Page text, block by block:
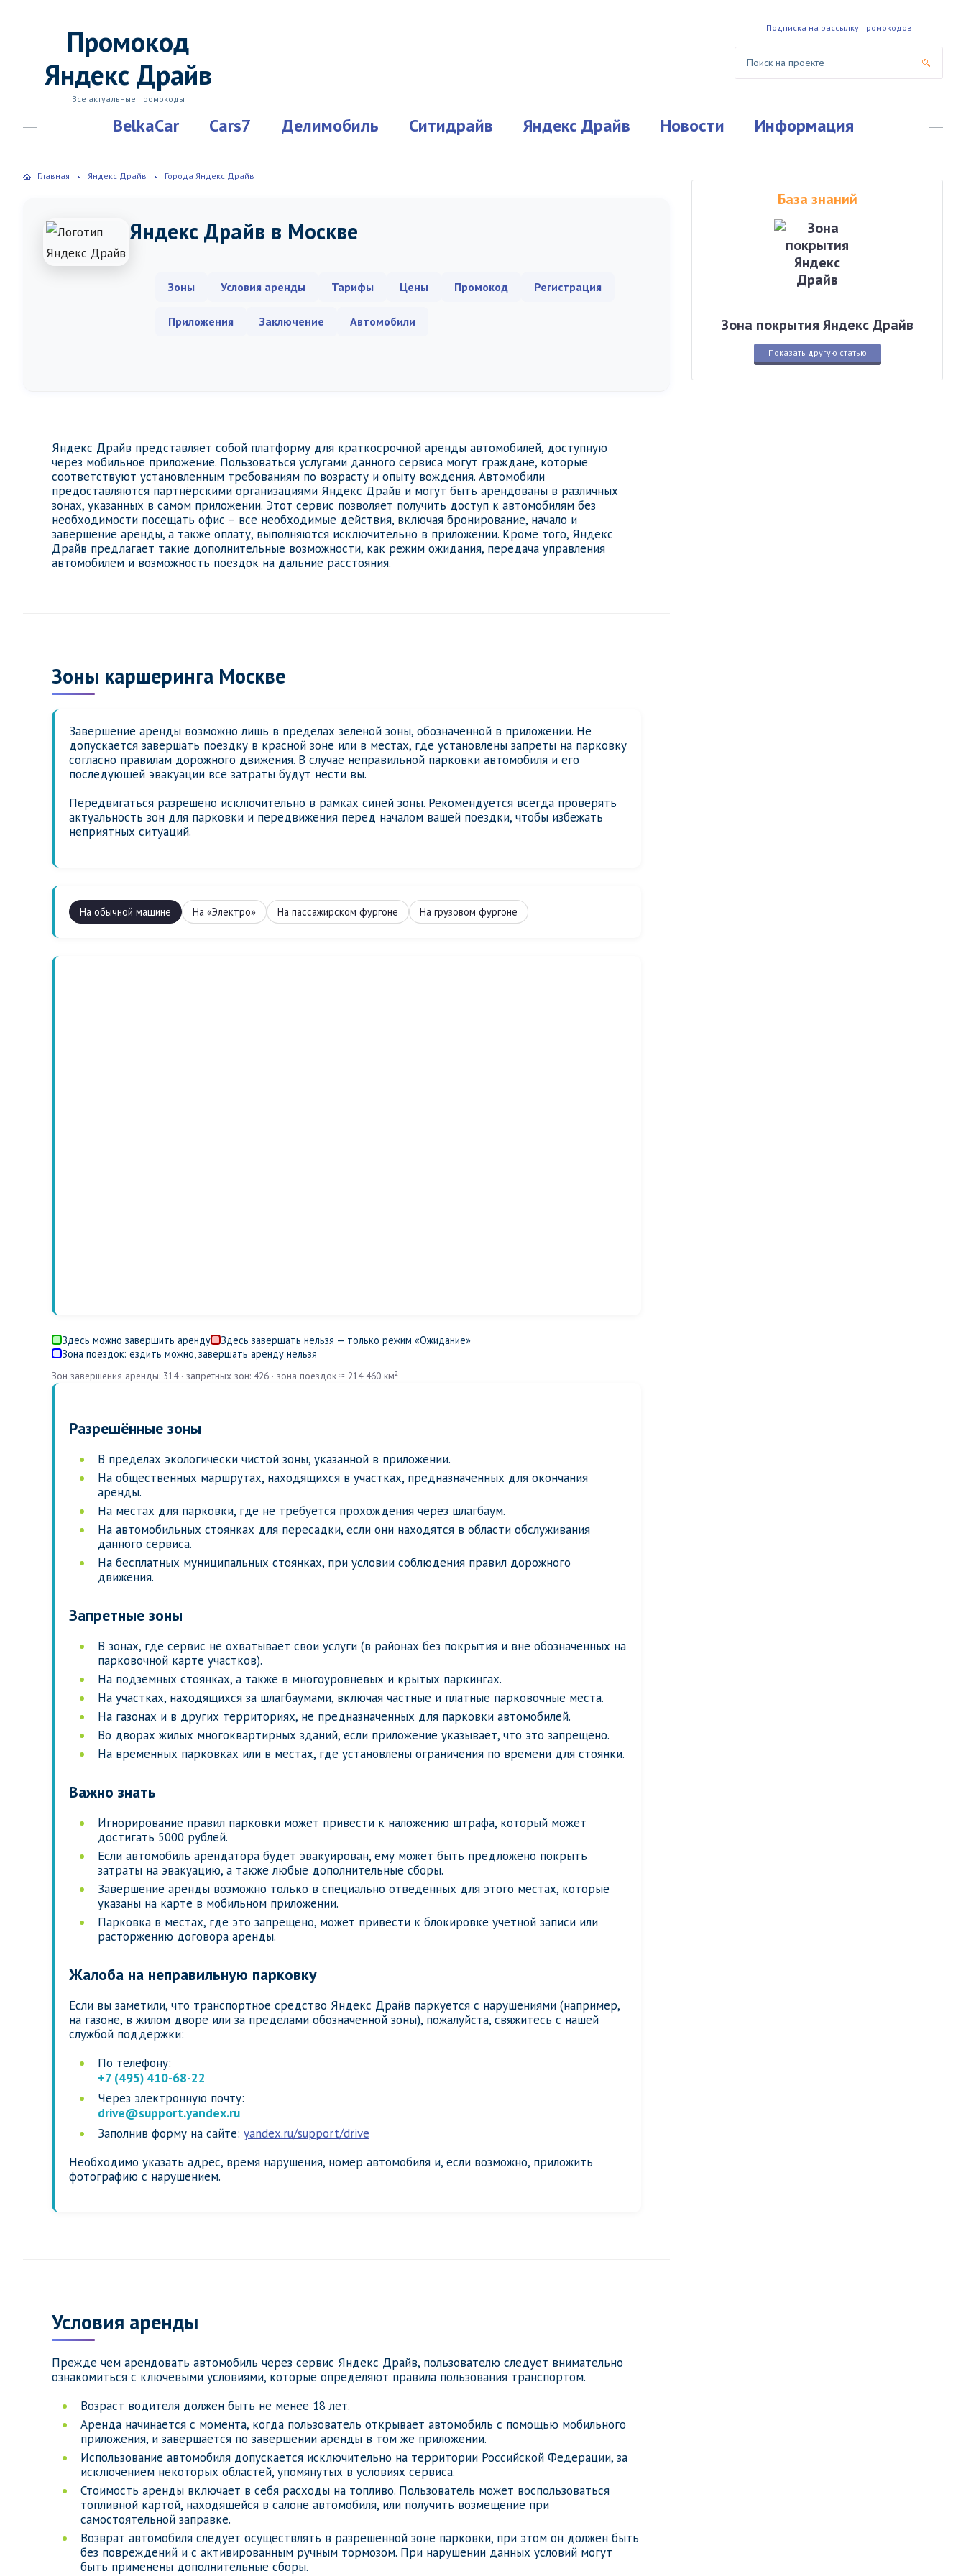
Промокод
Яндекс Драйв
Все актуальные промокоды
Подписка на рассылку промокодов
BelkaCar Cars7 Делимобиль Ситидрайв Яндекс Драйв Новости Информация
Главная Яндекс Драйв Города Яндекс Драйв
Яндекс Драйв в Москве
Зоны Условия аренды Тарифы Цены Промокод Регистрация
Приложения Заключение Автомобили
Яндекс Драйв представляет собой платформу для краткосрочной аренды автомобилей, доступную
через мобильное приложение. Пользоваться услугами данного сервиса могут граждане, которые
соответствуют установленным требованиям по возрасту и опыту вождения. Автомобили
предоставляются партнёрскими организациями Яндекс Драйв и могут быть арендованы в различных
зонах, указанных в самом приложении. Этот сервис позволяет получить доступ к автомобилям без
необходимости посещать офис – все необходимые действия, включая бронирование, начало и
завершение аренды, а также оплату, выполняются исключительно в приложении. Кроме того, Яндекс
Драйв предлагает такие дополнительные возможности, как режим ожидания, передача управления
автомобилем и возможность поездок на дальние расстояния.
Зоны каршеринга Москве
Завершение аренды возможно лишь в пределах зеленой зоны, обозначенной в приложении. Не
допускается завершать поездку в красной зоне или в местах, где установлены запреты на парковку
согласно правилам дорожного движения. В случае неправильной парковки автомобиля и его
последующей эвакуации все затраты будут нести вы.
Передвигаться разрешено исключительно в рамках синей зоны. Рекомендуется всегда проверять
актуальность зон для парковки и передвижения перед началом вашей поездки, чтобы избежать
неприятных ситуаций.
На обычной машине На «Электро» На пассажирском фургоне На грузовом фургоне
Здесь можно завершить аренду
Здесь завершать нельзя — только режим «Ожидание»
Зона поездок: ездить можно, завершать аренду нельзя
Зон завершения аренды: 314 · запретных зон: 426 · зона поездок ≈ 214 460 км²
Разрешённые зоны
В пределах экологически чистой зоны, указанной в приложении.
На общественных маршрутах, находящихся в участках, предназначенных для окончания
аренды.
На местах для парковки, где не требуется прохождения через шлагбаум.
На автомобильных стоянках для пересадки, если они находятся в области обслуживания
данного сервиса.
На бесплатных муниципальных стоянках, при условии соблюдения правил дорожного
движения.
Запретные зоны
В зонах, где сервис не охватывает свои услуги (в районах без покрытия и вне обозначенных на
парковочной карте участков).
На подземных стоянках, а также в многоуровневых и крытых паркингах.
На участках, находящихся за шлагбаумами, включая частные и платные парковочные места.
На газонах и в других территориях, не предназначенных для парковки автомобилей.
Во дворах жилых многоквартирных зданий, если приложение указывает, что это запрещено.
На временных парковках или в местах, где установлены ограничения по времени для стоянки.
Важно знать
Игнорирование правил парковки может привести к наложению штрафа, который может
достигать 5000 рублей.
Если автомобиль арендатора будет эвакуирован, ему может быть предложено покрыть
затраты на эвакуацию, а также любые дополнительные сборы.
Завершение аренды возможно только в специально отведенных для этого местах, которые
указаны на карте в мобильном приложении.
Парковка в местах, где это запрещено, может привести к блокировке учетной записи или
расторжению договора аренды.
Жалоба на неправильную парковку
Если вы заметили, что транспортное средство Яндекс Драйв паркуется с нарушениями (например,
на газоне, в жилом дворе или за пределами обозначенной зоны), пожалуйста, свяжитесь с нашей
службой поддержки:
По телефону:
+7 (495) 410-68-22
Через электронную почту:
drive@support.yandex.ru
Заполнив форму на сайте: yandex.ru/support/drive
Необходимо указать адрес, время нарушения, номер автомобиля и, если возможно, приложить
фотографию с нарушением.
Условия аренды
Прежде чем арендовать автомобиль через сервис Яндекс Драйв, пользователю следует внимательно
ознакомиться с ключевыми условиями, которые определяют правила пользования транспортом.
Возраст водителя должен быть не менее 18 лет.
Аренда начинается с момента, когда пользователь открывает автомобиль с помощью мобильного
приложения, и завершается по завершении аренды в том же приложении.
Использование автомобиля допускается исключительно на территории Российской Федерации, за
исключением некоторых областей, упомянутых в условиях сервиса.
Стоимость аренды включает в себя расходы на топливо. Пользователь может воспользоваться
топливной картой, находящейся в салоне автомобиля, или получить возмещение при
самостоятельной заправке.
Возврат автомобиля следует осуществлять в разрешенной зоне парковки, при этом он должен быть
без повреждений и с активированным ручным тормозом. При нарушении данных условий могут
быть применены дополнительные сборы.
База знаний
Зона покрытия Яндекс Драйв
Показать другую статью